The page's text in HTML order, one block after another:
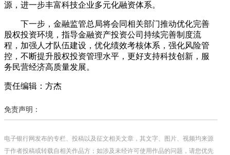
源，进一步丰富科技企业多元化融资体系。
下一步，金融监管总局将会同相关部门推动优化完善
股权投资环境，指导金融资产投资公司持续完善制度流
程，加强人才队伍建设，优化绩效考核体系，强化风险管
控，不断提升股权投资管理水平，更好支持科技创新，服
务民营经济高质量发展。
责任编辑：方杰
免责声明：
电子银行网发布的专栏、投稿以及征文相关文章，其文字、图片、视频均来源
于作者投稿或转载自相关作品方；如涉及未经许可使用作品的问题，请您优先